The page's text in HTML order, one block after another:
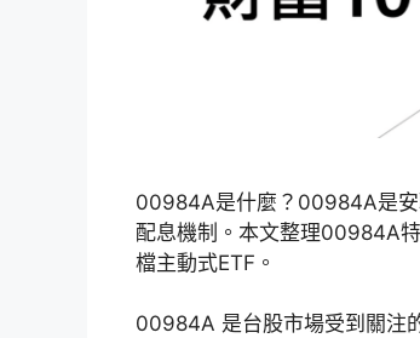
00984A是什麼？00984A是安
配息機制。本文整理00984A
檔主動式ETF。
00984A 是台股市場受到關注